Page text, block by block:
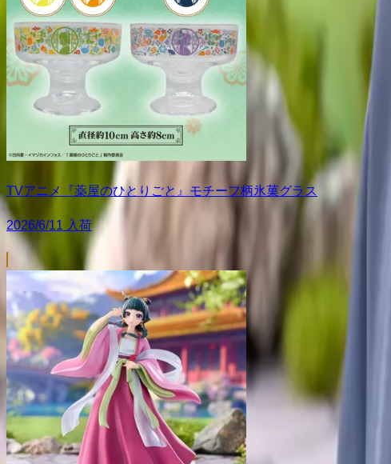
TVアニメ『薬屋のひとりごと』モチーフ柄氷菓グラス
2026/6/11 入荷